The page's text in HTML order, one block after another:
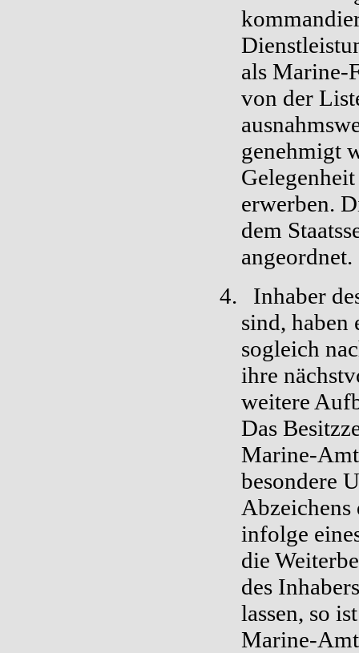
als Marine-
von der
genehmigt
erwerben.
dem
angeordnet.
4.
Inhaber
sind, haben
sogleich
ihre
weitere
Das
Marine-
besondere
infolge
die
des
lassen, so
Marine-